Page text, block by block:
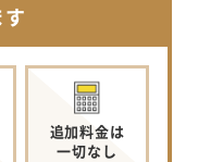
追加料金は
一切なし